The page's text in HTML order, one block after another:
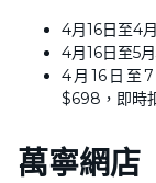
4月16日至4
4月16日至5
4月16日至
$698，即時
萬寧網店